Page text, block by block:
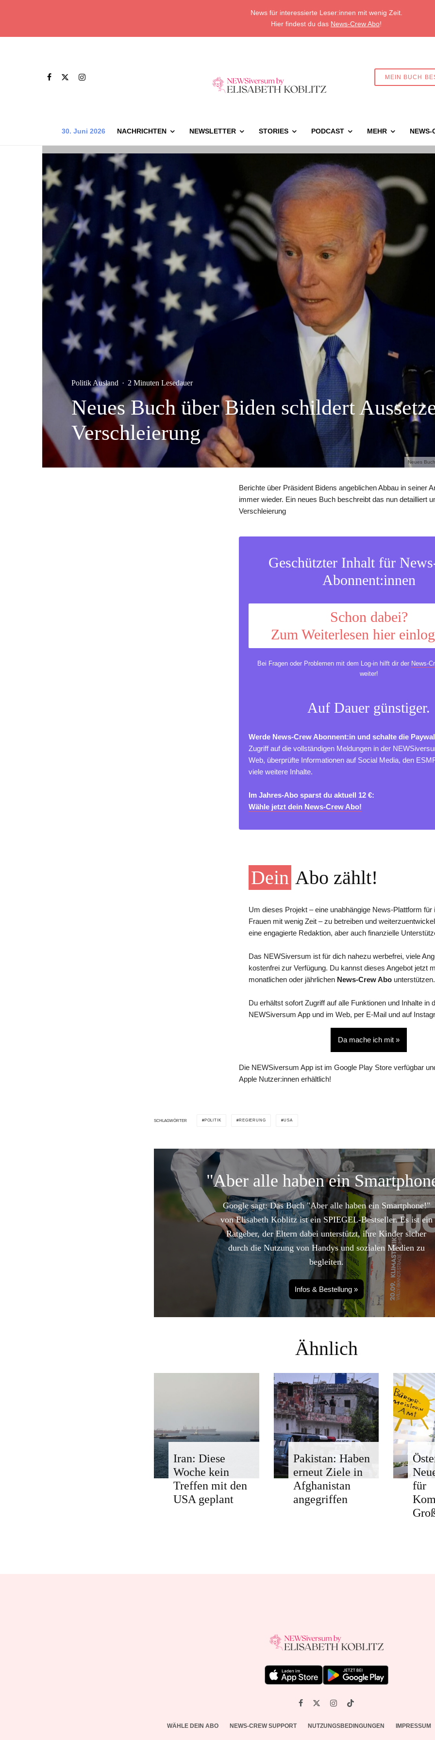
News für interessierte Leser:innen mit wenig Zeit.
Hier findest du das News-Crew Abo!
MEIN BUCH
30. Juni 2026 NACHRICHTEN NEWSLETTER STORIES PODCAST MEHR NEWS-
Neues
Politik Ausland · 2 Minuten Lesedauer
Neues Buch über Biden schildert
Verschleierung
Berichte über Präsident Bidens angeblichen Abbau in seiner
immer wieder. Ein neues Buch beschreibt das nun detailliert
Verschleierung
Geschützter Inhalt für
Abonnent:innen
Schon dabei?
Zum Weiterlesen hier
Bei Fragen oder Problemen mit dem Log-in hilft dir der News-
weiter!
Auf Dauer günstiger.
Werde News-Crew Abonnent:in und schalte die
Zugriff auf die vollständigen Meldungen in der
Web, überprüfte Informationen auf Social Media, den
viele weitere Inhalte.
Im Jahres-Abo sparst du aktuell 12 €:
Wähle jetzt dein News-Crew Abo!
Dein Abo zählt!
Um dieses Projekt – eine unabhängige News-Plattform für
Frauen mit wenig Zeit – zu betreiben und
eine engagierte Redaktion, aber auch finanzielle
Das NEWSiversum ist für dich nahezu werbefrei, viele
kostenfrei zur Verfügung. Du kannst dieses Angebot jetzt
monatlichen oder jährlichen News-Crew Abo unterstützen.
Du erhältst sofort Zugriff auf alle Funktionen und Inhalte in
NEWSiversum App und im Web, per E-Mail und auf
Da mache ich mit »
Die NEWSiversum App ist im Google Play Store verfügbar
Apple Nutzer:innen erhältlich!
SCHLAGWÖRTER POLITIK REGIERUNG USA
"Aber alle haben ein
Google sagt: Das Buch "Aber alle haben ein Smartphone!"
von Elisabeth Koblitz ist ein SPIEGEL-Bestseller. Es ist ein
Ratgeber, der Eltern dabei unterstützt, ihre Kinder sicher
durch die Nutzung von Handys und sozialen Medien zu
begleiten.
Infos & Bestellung »
Ähnlich
Iran: Diese
Woche kein
Treffen mit den
USA geplant
Pakistan: Haben
erneut Ziele in
Afghanistan
angegriffen
für
WÄHLE DEIN ABO NEWS-CREW SUPPORT NUTZUNGSBEDINGUNGEN IMPRESSUM